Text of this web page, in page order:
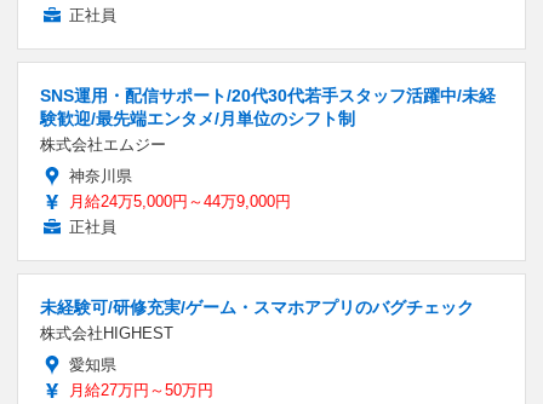
正社員
SNS運用・配信サポート/20代30代若手スタッフ活躍中/未経
験歓迎/最先端エンタメ/月単位のシフト制
株式会社エムジー
神奈川県
月給24万5,000円～44万9,000円
正社員
未経験可/研修充実/ゲーム・スマホアプリのバグチェック
株式会社HIGHEST
愛知県
月給27万円～50万円